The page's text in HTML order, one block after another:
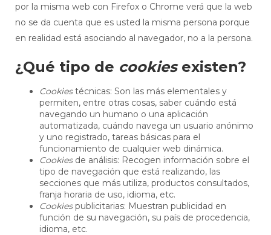
por la misma web con Firefox o Chrome verá que la web
no se da cuenta que es usted la misma persona porque
en realidad está asociando al navegador, no a la persona.
¿Qué tipo de cookiesexisten?
Cookiestécnicas: Son las más elementales y
permiten, entre otras cosas, saber cuándo está
navegando un humano o una aplicación
automatizada, cuándo navega un usuario anónimo
y uno registrado, tareas básicas para el
funcionamiento de cualquier web dinámica.
Cookiesde análisis: Recogen información sobre el
tipo de navegación que está realizando, las
secciones que más utiliza, productos consultados,
franja horaria de uso, idioma, etc.
Cookiespublicitarias: Muestran publicidad en
función de su navegación, su país de procedencia,
idioma, etc.